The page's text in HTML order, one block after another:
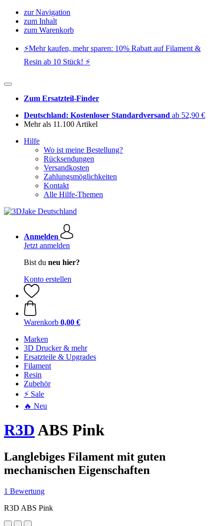
zur Navigation
zum Inhalt
zum Warenkorb
⚡️Mehr kaufen, mehr sparen: 10% Rabatt auf Filament &
Resin ab 10 Stück! ⚡️
Zum Ersatzteil-Finder
Deutschland: Kostenloser Standardversand ab 52,90 €
Mehr als 11.100 Artikel
Hilfe
Wo ist meine Bestellung?
Rücksendungen
Versandkosten
Zahlungsmöglichkeiten
Kontakt
Alle Hilfe-Themen
Anmelden
Jetzt anmelden
Bist du neu hier?
Konto erstellen
Warenkorb 0,00 €
Marken
3D Drucker & mehr
Ersatzteile & Upgrades
Filament
Resin
Zubehör
⚡ Sale
🔥 Neu
R3DABS Pink
Langlebiges Filament mit guten
mechanischen Eigenschaften
1 Bewertung
R3D ABS Pink